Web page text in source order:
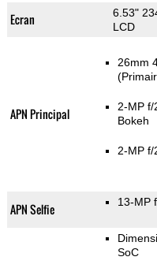
Ecran
6.53"
LCD
APN Principal
26mm
2-MP f/
Bokeh
2-MP f/
APN Selfie 13-MP
SoC